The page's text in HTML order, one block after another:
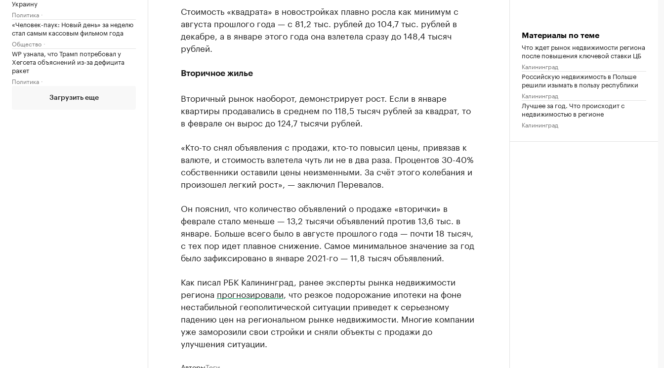
Украину
Политика
«Человек-паук: Новый день» за неделю
стал самым кассовым фильмом года
Общество
WP узнала, что Трамп потребовал у
Хегсета объяснений из-за дефицита
ракет
Политика
Загрузить еще
Стоимость «квадрата» в новостройках плавно росла как минимум с
августа прошлого года — с 81,2 тыс. рублей до 104,7 тыс. рублей в
декабре, а в январе этого года она взлетела сразу до 148,4 тысяч
рублей.
Вторичное жилье
Вторичный рынок наоборот, демонстрирует рост. Если в январе
квартиры продавались в среднем по 118,5 тысяч рублей за квадрат, то
в феврале он вырос до 124,7 тысячи рублей.
«Кто-то снял объявления с продажи, кто-то повысил цены, привязав к
валюте, и стоимость взлетела чуть ли не в два раза. Процентов 30-40%
собственники оставили цены неизменными. За счёт этого колебания и
произошел легкий рост», — заключил Перевалов.
Он пояснил, что количество объявлений о продаже «вторички» в
феврале стало меньше — 13,2 тысячи объявлений против 13,6 тыс. в
январе. Больше всего было в августе прошлого года — почти 18 тысяч,
с тех пор идет плавное снижение. Самое минимальное значение за год
было зафиксировано в январе 2021-го — 11,8 тысяч объявлений.
Как писал РБК Калининград, ранее эксперты рынка недвижимости
региона прогнозировали , что резкое подорожание ипотеки на фоне
нестабильной геополитической ситуации приведет к серьезному
падению цен на региональном рынке недвижимости. Многие компании
уже заморозили свои стройки и сняли объекты с продажи до
улучшения ситуации.
Материалы по теме
Что ждет рынок недвижимости региона
после повышения ключевой ставки ЦБ
Калининград
Российскую недвижимость в Польше
решили изымать в пользу республики
Калининград
Лучшее за год. Что происходит с
недвижимостью в регионе
Калининград